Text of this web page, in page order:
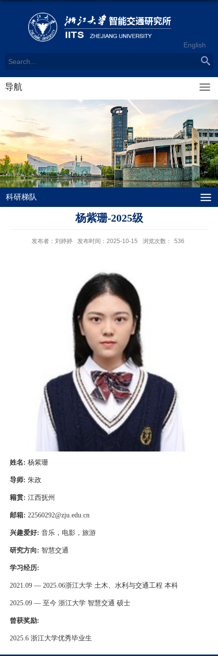
English
导航
科研梯队
杨紫珊-2025级
发布者：刘婷婷 发布时间：2025-10-15 浏览次数： 536
姓名: 杨紫珊
导师: 朱政
籍贯: 江西抚州
邮箱: 22560292@zju.edu.cn
兴趣爱好: 音乐，电影，旅游
研究方向: 智慧交通
学习经历:
2021.09 — 2025.06浙江大学 土木、水利与交通工程 本科
2025.09 — 至今 浙江大学 智慧交通 硕士
曾获奖励:
2025.6 浙江大学优秀毕业生